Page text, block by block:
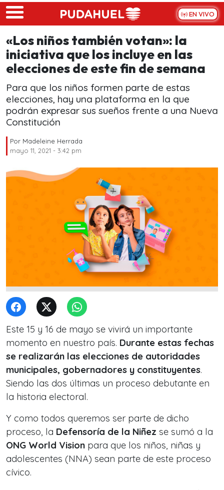
Skip to main content
EN VIVO
«Los niños también votan»: la
iniciativa que los incluye en las
elecciones de este fin de semana
Para que los niños formen parte de estas
elecciones, hay una plataforma en la que
podrán expresar sus sueños frente a una Nueva
Constitución
Por Madeleine Herrada
mayo 11, 2021 - 3:42 pm
Este 15 y 16 de mayo se vivirá un importante
momento en nuestro país. Durante estas fechas
se realizarán las elecciones de autoridades
municipales, gobernadores y constituyentes.
Siendo las dos últimas un proceso debutante en
la historia electoral.
Y como todos queremos ser parte de dicho
proceso, la Defensoría de la Niñez se sumó a la
ONG World Vision para que los niños, niñas y
adolescentes (NNA) sean parte de este proceso
cívico.